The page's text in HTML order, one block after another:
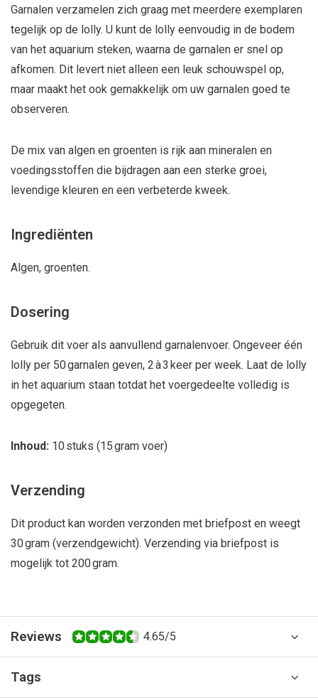
Garnalen verzamelen zich graag met meerdere exemplaren
tegelijk op de lolly. U kunt de lolly eenvoudig in de bodem
van het aquarium steken, waarna de garnalen er snel op
afkomen. Dit levert niet alleen een leuk schouwspel op,
maar maakt het ook gemakkelijk om uw garnalen goed te
observeren.
De mix van algen en groenten is rijk aan mineralen en
voedingsstoffen die bijdragen aan een sterke groei,
levendige kleuren en een verbeterde kweek.
Ingrediënten
Algen, groenten.
Dosering
Gebruik dit voer als aanvullend garnalenvoer. Ongeveer één
lolly per 50 garnalen geven, 2 à 3 keer per week. Laat de lolly
in het aquarium staan totdat het voergedeelte volledig is
opgegeten.
Inhoud: 10 stuks (15 gram voer)
Verzending
Dit product kan worden verzonden met briefpost en weegt
30 gram (verzendgewicht). Verzending via briefpost is
mogelijk tot 200 gram.
Reviews 4.65/5
Tags